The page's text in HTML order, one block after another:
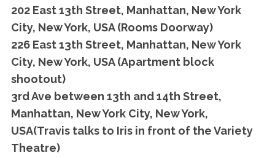
202 East 13th Street, Manhattan, New York
City, New York, USA (Rooms Doorway)
226 East 13th Street, Manhattan, New York
City, New York, USA (Apartment block
shootout)
3rd Ave between 13th and 14th Street,
Manhattan, New York City, New York,
USA(Travis talks to Iris in front of the Variety
Theatre)